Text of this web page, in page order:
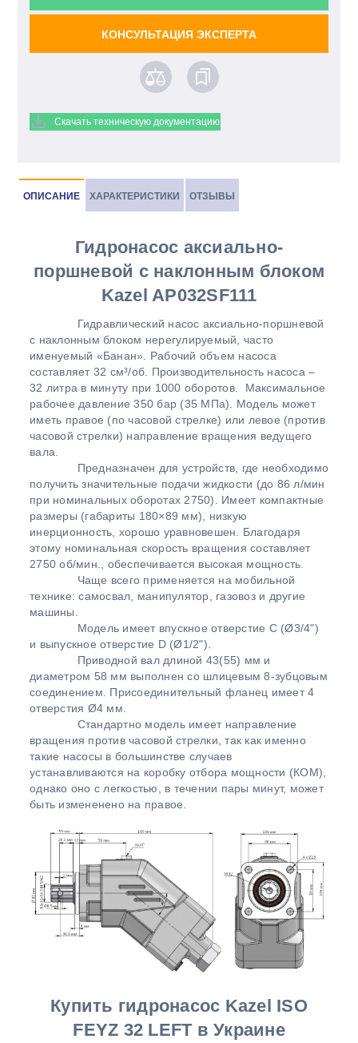
КОНСУЛЬТАЦИЯ ЭКСПЕРТА
Скачать техническую документацию
ОПИСАНИЕ ХАРАКТЕРИСТИКИ ОТЗЫВЫ
Гидронасос аксиально-
поршневой с наклонным блоком
Kazel AP032SF111
Гидравлический насос аксиально-поршневой
с наклонным блоком нерегулируемый, часто
именуемый «Банан». Рабочий объем насоса
составляет 32 см³/об. Производительность насоса –
32 литра в минуту при 1000 оборотов. Максимальное
рабочее давление 350 бар (35 МПа). Модель может
иметь правое (по часовой стрелке) или левое (против
часовой стрелки) направление вращения ведущего
вала.
Предназначен для устройств, где необходимо
получить значительные подачи жидкости (до 86 л/мин
при номинальных оборотах 2750). Имеет компактные
размеры (габариты 180×89 мм), низкую
инерционность, хорошо уравновешен. Благодаря
этому номинальная скорость вращения составляет
2750 об/мин., обеспечивается высокая мощность.
Чаще всего применяется на мобильной
технике: самосвал, манипулятор, газовоз и другие
машины.
Модель имеет впускное отверстие С (Ø3/4")
и выпускное отверстие D (Ø1/2").
Приводной вал длиной 43(55) мм и
диаметром 58 мм выполнен со шлицевым 8-зубцовым
соединением. Присоединительный фланец имеет 4
отверстия Ø4 мм.
Стандартно модель имеет направление
вращения против часовой стрелки, так как именно
такие насосы в большинстве случаев
устанавливаются на коробку отбора мощности (КОМ),
однако оно с легкостью, в течении пары минут, может
быть измененено на правое.
Купить гидронасос Kazel ISO
FEYZ 32 LEFT в Украине